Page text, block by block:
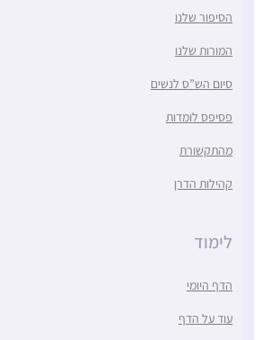
הסיפור שלנו
המורות שלנו
סיום הש”ס לנשים
פסיפס לומדות
מהתקשורת
קהילות הדרן
לימוד
הדף היומי
עוד על הדף